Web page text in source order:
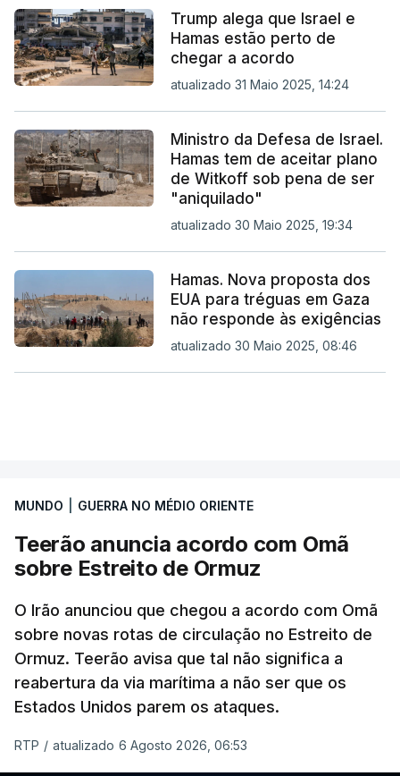
Trump alega que Israel e
Hamas estão perto de
chegar a acordo
atualizado 31 Maio 2025, 14:24
Ministro da Defesa de Israel.
Hamas tem de aceitar plano
de Witkoff sob pena de ser
"aniquilado"
atualizado 30 Maio 2025, 19:34
Hamas. Nova proposta dos
EUA para tréguas em Gaza
não responde às exigências
atualizado 30 Maio 2025, 08:46
MUNDO GUERRA NO MÉDIO ORIENTE
Teerão anuncia acordo com Omã
sobre Estreito de Ormuz
O Irão anunciou que chegou a acordo com Omã
sobre novas rotas de circulação no Estreito de
Ormuz. Teerão avisa que tal não significa a
reabertura da via marítima a não ser que os
Estados Unidos parem os ataques.
RTP / atualizado 6 Agosto 2026, 06:53